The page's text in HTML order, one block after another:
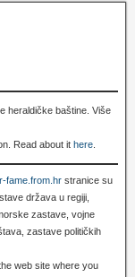
heraldičke baštine. Više
Read about it here.
fame.from.hr stranice su
država u regiji,
zastave, vojne
zastave političkih
web site where you